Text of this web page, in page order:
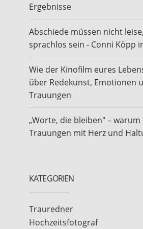
Ergebnisse
Abschiede müssen nicht
sprachlos sein - Conni Köpp
Wie der Kinofilm eures
über Redekunst, Emotionen
Trauungen
„Worte, die bleiben" – warum
Trauungen mit Herz und
KATEGORIEN
Trauredner
Hochzeitsfotograf